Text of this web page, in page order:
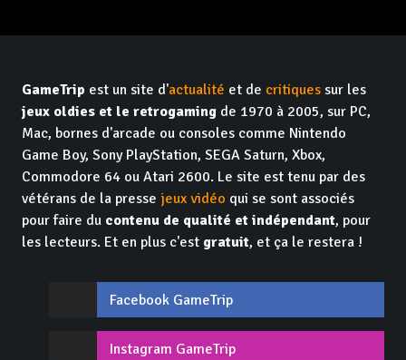
GameTrip est un site d'actualité et de critiques sur les
jeux oldies et le retrogaming de 1970 à 2005, sur PC,
Mac, bornes d'arcade ou consoles comme Nintendo
Game Boy, Sony PlayStation, SEGA Saturn, Xbox,
Commodore 64 ou Atari 2600. Le site est tenu par des
vétérans de la presse jeux vidéo qui se sont associés
pour faire du contenu de qualité et indépendant, pour
les lecteurs. Et en plus c'est gratuit, et ça le restera !
Facebook GameTrip
Instagram GameTrip